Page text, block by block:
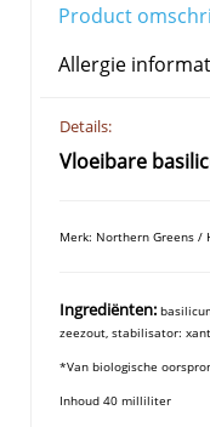
Product
Allergie
Details:
Vloeibare
Merk: Northern Greens /
Ingrediënten:
zeezout, stabilisator:
*Van biologische
Inhoud 40 milliliter